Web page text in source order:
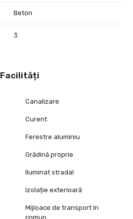
Beton
3
Facilități
Canalizare
Curent
Ferestre aluminiu
Grădină proprie
Iluminat stradal
Izolație exterioară
Mijloace de transport în
comun